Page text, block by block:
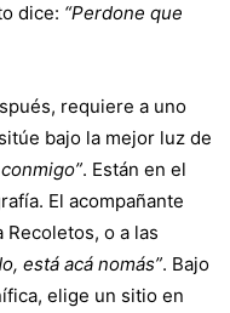
dice: “Perdone que
requiere a uno
bajo la mejor luz de
. Están en el
El acompañante
Recoletos, o a las
está acá nomás”. Bajo
elige un sitio en